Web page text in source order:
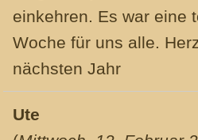
einkehren. Es war eine
Woche für uns alle.
nächsten Jahr
Ute